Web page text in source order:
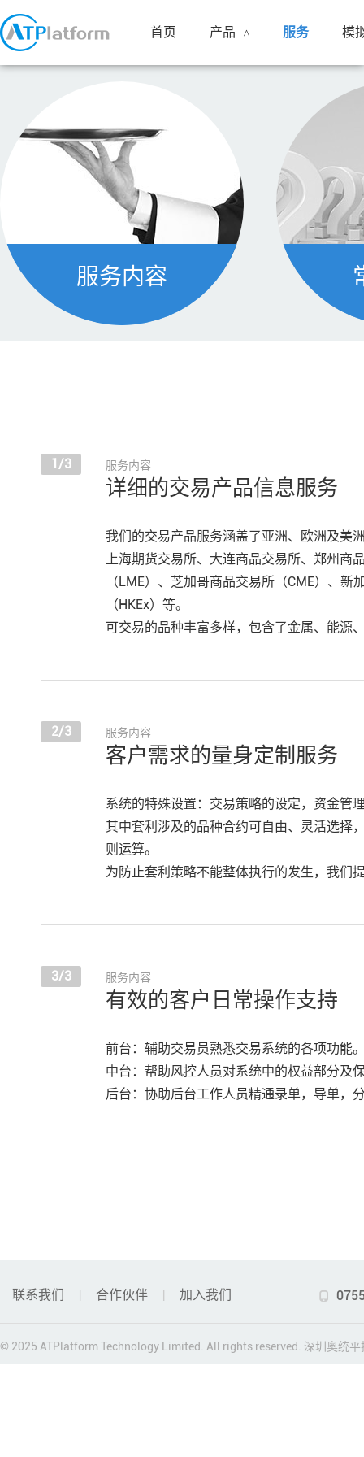
首页 产品 < 服务 模
服务内容
1/3 服务内容
详细的交易产品信息服务
我们的交易产品服务涵盖了亚洲、欧洲及美
上海期货交易所、大连商品交易所、郑州商
（LME）、芝加哥商品交易所（CME）、
（HKEx）等。
可交易的品种丰富多样，包含了金属、能源
2/3 服务内容
客户需求的量身定制服务
系统的特殊设置：交易策略的设定，资金管
其中套利涉及的品种合约可自由、灵活选择
则运算。
为防止套利策略不能整体执行的发生，我们
3/3 服务内容
有效的客户日常操作支持
前台：辅助交易员熟悉交易系统的各项功能
中台：帮助风控人员对系统中的权益部分及
后台：协助后台工作人员精通录单，导单，
联系我们 合作伙伴 加入我们 
© 2025 ATPlatform Technology Limited. All rights reserved. 深圳奥统